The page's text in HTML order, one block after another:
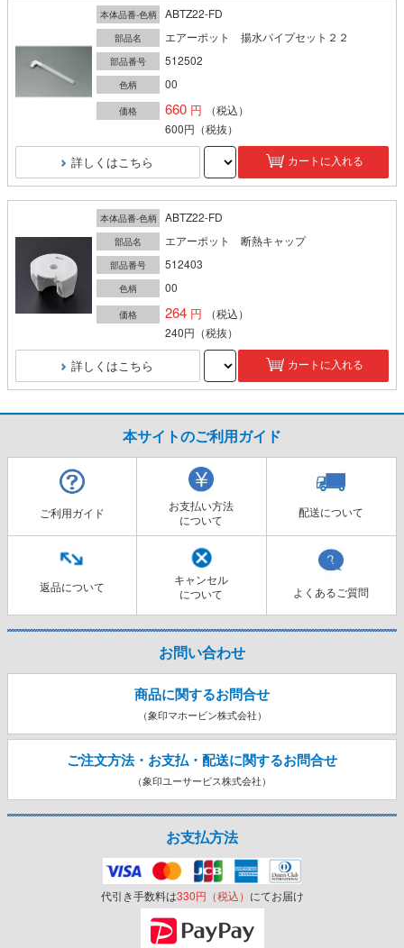
本体品番-色柄 ABTZ22-FD
部品名 エアーポット 揚水パイプセット２２
部品番号 512502
色柄 00
価格 660
（税込）
600円 （税抜）
詳しくはこちら カートに入れる
本体品番-色柄 ABTZ22-FD
部品名 エアーポット 断熱キャップ
部品番号 512403
色柄 00
価格 264
（税込）
240円 （税抜）
詳しくはこちら カートに入れる
本サイトのご利用ガイド
ご利用ガイド
お支払い方法
について
配送について
返品について
キャンセル
について
よくあるご質問
お問い合わせ
商品に関するお問合せ
（象印マホービン株式会社）
ご注文方法・お支払・配送に関するお問合せ
（象印ユーサービス株式会社）
お支払方法
代引き手数料は330円（税込） にてお届け